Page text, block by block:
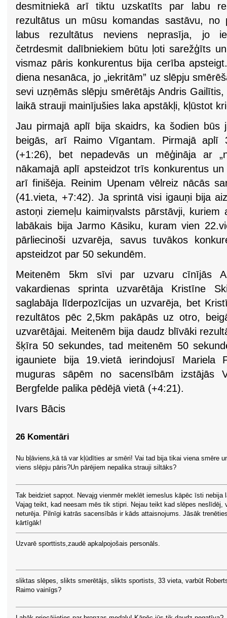
desmitniekā arī tiktu uzskatīts par labu
rezultātus un mūsu komandas sastāvu, no
labus rezultātus neviens neprasīja, jo
četrdesmit dalībniekiem būtu ļoti sarežģīts
vismaz pāris konkurentus bija cerība
diena nesanāca, jo „iekritām” uz slēpju
sevi uzņēmās slēpju smērētājs Andris
laikā strauji mainījušies laka apstākļi, kļūstot
Jau pirmajā aplī bija skaidrs, ka šodien būs
beigās, arī Raimo Vīgantam. Pirmajā aplī
(+1:26), bet nepadevās un mēģināja ar
nākamajā aplī apsteidzot trīs konkurentus
arī finišēja. Reinim Upenam vēlreiz nācās
(41.vieta, +7:42). Ja sprintā visi igauņi bija
astoņi ziemeļu kaimiņvalsts pārstāvji,
labākais bija Jarmo Kāsiku, kuram vien
pārliecinoši uzvarēja, savus tuvākos
apsteidzot par 50 sekundēm.
Meitenēm 5km sīvi par uzvaru cīnījās
vakardienas sprinta uzvarētāja Kristīne
saglabāja līderpozīcijas un uzvarēja, bet
rezultātos pēc 2,5km pakāpās uz otro,
uzvarētājai. Meitenēm bija daudz blīvāki
šķīra 50 sekundes, tad meitenēm 50
igauniete bija 19.vietā ierindojusī Mariela
muguras sāpēm no sacensībām izstājās
Bergfelde palika pēdējā vietā (+4:21).
Ivars Bācis
26 Komentāri
Nu bļāviens,kā tā var kļūdīties ar smēri! Vai tad bija tikai viena smēre
viens slēpju pāris?Un pārējiem nepalika strauji siltāks?
Tak beidziet sapņot. Nevajg vienmēr meklēt iemeslus kāpēc īsti nebija
Vajag teikt, kad neesam mēs tik stipri. Nejau teikt kad slēpes neslīdēj,
neturēja. Pilnīgi katrās sacensībās ir kāds attaisnojums. Jāsāk
kārtīgāk!
Uzvarē sporttists,zaudē apkalpojošais personāls.
sliktas slēpes, slikts smerētājs, slikts sportists, 33 vieta, varbūt
Raimo vainīgs?